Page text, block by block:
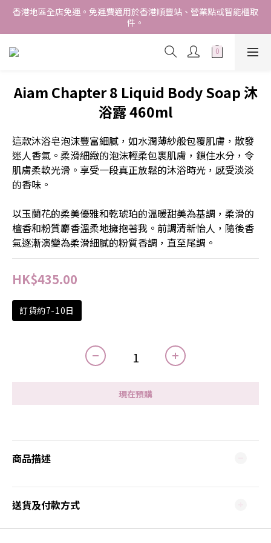
香港地區全店免運。免運費適用於香港順豐站、營業點或智能櫃取
件。
香港地區全店免運。免運費適用於香港順豐站、營業點或智能櫃取
件。
Free delivery within Hong Kong SAR. Applicable to Hong
Kong S.F store,business station or SF locker pick up.
STARTING FROM HKD280/3KG.
香港地區全店免運。免運費適用於香港順豐站、營業點或智能櫃取
Aiam Chapter 8 Liquid Body Soap 沐
浴露 460ml
這款沐浴皂泡沫豐富細膩，如水潤薄紗般包覆肌膚，散發
迷人香氣。柔滑細緻的泡沫輕柔包裹肌膚，鎖住水分，令
肌膚柔軟光滑。享受一段真正放鬆的沐浴時光，感受淡淡
的香味。
以玉蘭花的柔美優雅和乾琥珀的溫暖甜美為基調，柔滑的
檀香和粉質麝香溫柔地擁抱著我。前調清新怡人，隨後香
氣逐漸演變為柔滑細膩的粉質香調，直至尾調。
HK$435.00
訂貨約7-10日
現在預購
商品描述
送貨及付款方式